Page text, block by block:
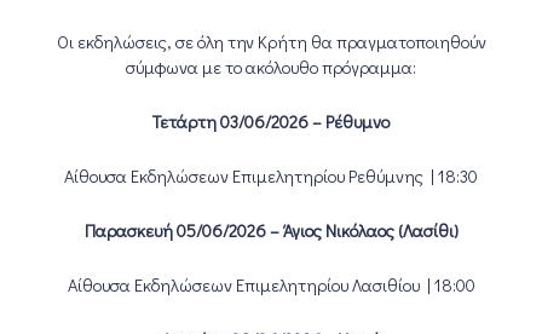
Οι εκδηλώσεις, σε όλη την Κρήτη θα πραγματοποιηθούν
σύμφωνα με το ακόλουθο πρόγραμμα:
Τετάρτη 03/06/2026 – Ρέθυμνο
Αίθουσα Εκδηλώσεων Επιμελητηρίου Ρεθύμνης | 18:30
Παρασκευή 05/06/2026 – Άγιος Νικόλαος (Λασίθι)
Αίθουσα Εκδηλώσεων Επιμελητηρίου Λασιθίου | 18:00